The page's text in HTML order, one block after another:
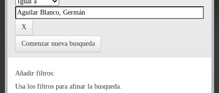
Comenzar nueva busqueda
Añadir filtros:
Usa los filtros para afinar la busqueda.